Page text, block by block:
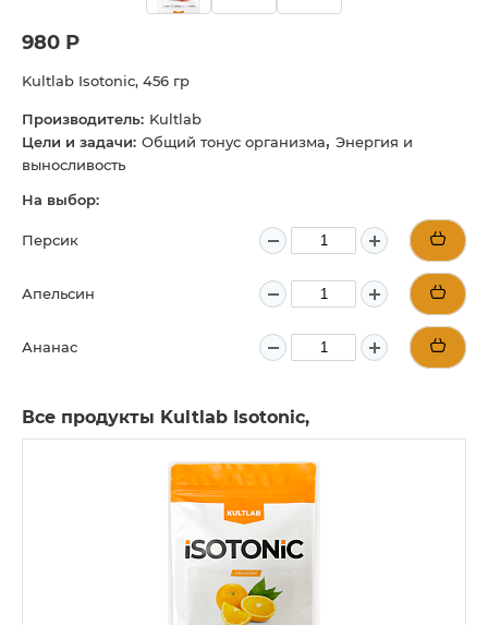
980 Р
Kultlab Isotonic, 456 гр
Производитель: Kultlab
Цели и задачи: Общий тонус организма, Энергия и
выносливость
На выбор:
Персик
Апельсин
Ананас
Все продукты Kultlab Isotonic,